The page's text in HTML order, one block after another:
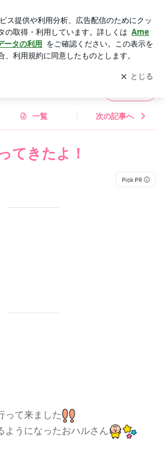
て ブログの更新通知
を受け取りまし
開く
一覧 次の記事へ
てきたよ！
って来ました
ようになったおハルさん